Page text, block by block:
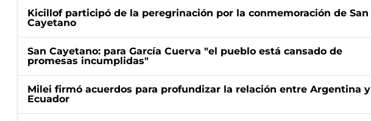
Kicillof participó de la peregrinación por la conmemoración de San
Cayetano
San Cayetano: para García Cuerva "el pueblo está cansado de
promesas incumplidas"
Milei firmó acuerdos para profundizar la relación entre Argentina y
Ecuador